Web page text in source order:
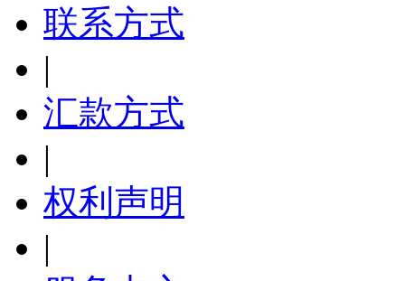
联系方式
|
汇款方式
|
权利声明
|